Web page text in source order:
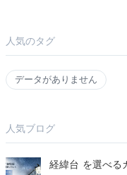
人気のタグ
データがありません
人気ブログ
経緯台 を選べる